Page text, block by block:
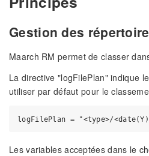
Gestion des
Maarch RM permet de classer
La directive "logFilePlan" indique
utiliser par défaut pour le
Les variables acceptées dans le